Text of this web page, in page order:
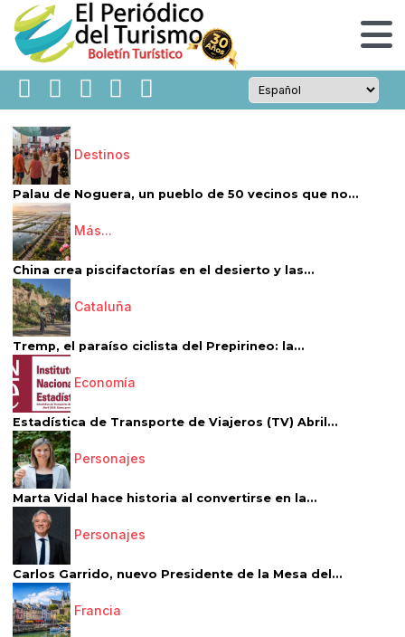
Destinos
Palau de Noguera, un pueblo de 50 vecinos que no...
Más...
China crea piscifactorías en el desierto y las...
Cataluña
Tremp, el paraíso ciclista del Prepirineo: la...
Economía
Estadística de Transporte de Viajeros (TV) Abril...
Personajes
Marta Vidal hace historia al convertirse en la...
Personajes
Carlos Garrido, nuevo Presidente de la Mesa del...
Francia